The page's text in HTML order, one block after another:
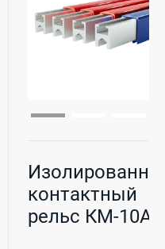
Изолированный
контактный
рельс КМ-10А